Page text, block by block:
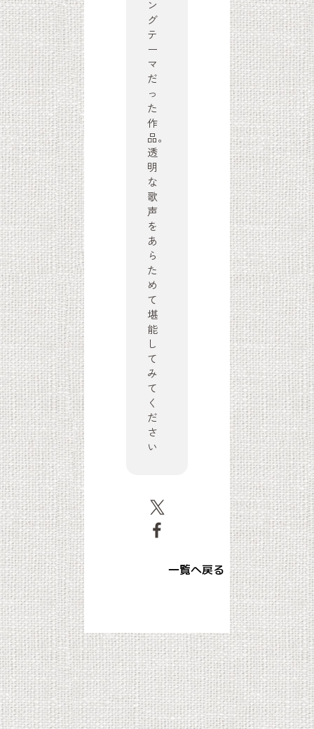
ン
グ
テ
ー
マ
だ
っ
た
作
品。
透
明
な
歌
声
を
あ
ら
た
め
て
堪
能
し
て
み
て
く
だ
さ
い
一覧へ戻る